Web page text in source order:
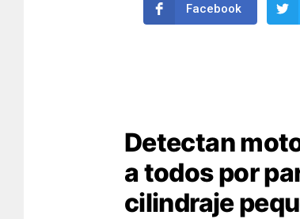
Facebook
Detectan
a todos por
cilindraje